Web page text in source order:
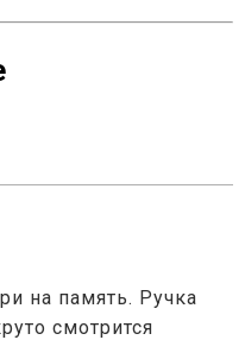
на память. Ручка
смотрится